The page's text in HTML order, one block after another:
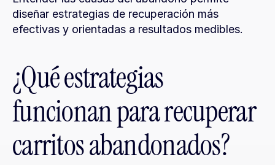
diseñar estrategias de recuperación más
efectivas y orientadas a resultados medibles.
¿Qué estrategias
funcionan para recuperar
carritos abandonados?